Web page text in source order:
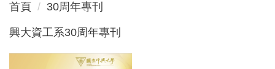
首頁 30周年專刊
興大資工系30周年專刊